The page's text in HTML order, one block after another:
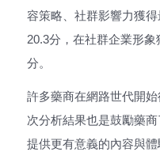
容策略、社群影響力獲
20.3分，在社群企業形
分。
許多藥商在網路世代開
次分析結果也是鼓勵藥
提供更有意義的內容與